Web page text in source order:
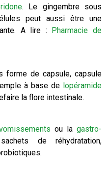
. Le gingembre sous
peut aussi être une
A lire : Pharmacie de
forme de capsule, capsule
à base de lopéramide
la flore intestinale.
ou la gastro-
de réhydratation,